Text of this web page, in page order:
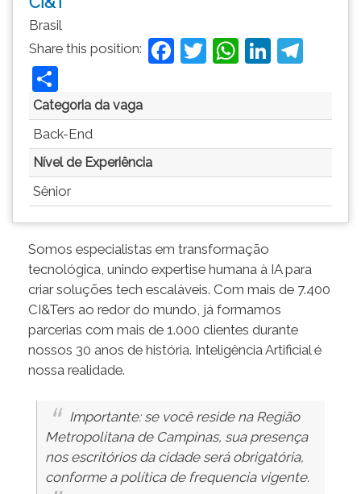
NAVEGAÇÃO
Brasil
Share this position:
F
a
e
b
o
o
k
T
w
er
W
h
s
A
p
p
Li
n
e
dI
n
gr
a
m
h
ar
e
Categoria da vaga
Back-End
Nível de Experiência
Sênior
Somos especialistas em transformação
tecnológica, unindo expertise humana à IA para
criar soluções tech escaláveis. Com mais de 7.400
CI&Ters ao redor do mundo, já formamos
parcerias com mais de 1.000 clientes durante
nossos 30 anos de história. Inteligência Artificial é
nossa realidade.
Importante: se você reside na Região
Metropolitana de Campinas, sua presença
nos escritórios da cidade será obrigatória,
conforme a política de frequencia vigente.